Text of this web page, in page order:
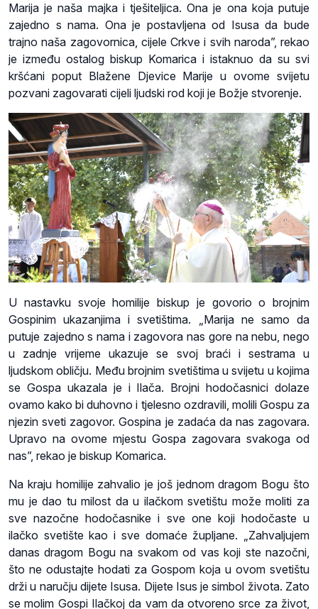
Marija je naša majka i tješiteljica. Ona je ona koja putuje
zajedno s nama. Ona je postavljena od Isusa da bude
trajno naša zagovornica, cijele Crkve i svih naroda”, rekao
je između ostalog biskup Komarica i istaknuo da su svi
kršćani poput Blažene Djevice Marije u ovome svijetu
pozvani zagovarati cijeli ljudski rod koji je Božje stvorenje.
U nastavku svoje homilije biskup je govorio o brojnim
Gospinim ukazanjima i svetištima. „Marija ne samo da
putuje zajedno s nama i zagovora nas gore na nebu, nego
u zadnje vrijeme ukazuje se svoj braći i sestrama u
ljudskom obličju. Među brojnim svetištima u svijetu u kojima
se Gospa ukazala je i Ilača. Brojni hodočasnici dolaze
ovamo kako bi duhovno i tjelesno ozdravili, molili Gospu za
njezin sveti zagovor. Gospina je zadaća da nas zagovara.
Upravo na ovome mjestu Gospa zagovara svakoga od
nas”, rekao je biskup Komarica.
Na kraju homilije zahvalio je još jednom dragom Bogu što
mu je dao tu milost da u ilačkom svetištu može moliti za
sve nazočne hodočasnike i sve one koji hodočaste u
ilačko svetište kao i sve domaće župljane. „Zahvaljujem
danas dragom Bogu na svakom od vas koji ste nazočni,
što ne odustajte hodati za Gospom koja u ovom svetištu
drži u naručju dijete Isusa. Dijete Isus je simbol života. Zato
se molim Gospi Ilačkoj da vam da otvoreno srce za život,